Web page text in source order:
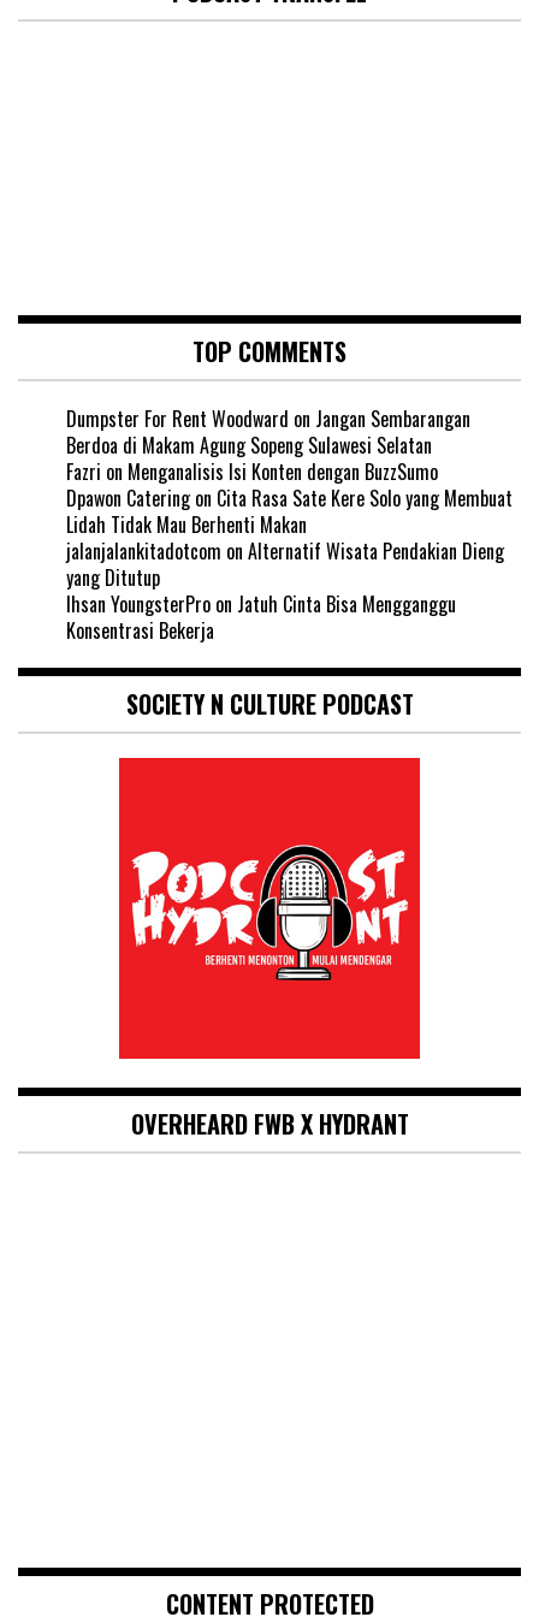
TOP COMMENTS
Dumpster For Rent Woodward on Jangan Sembarangan
Berdoa di Makam Agung Sopeng Sulawesi Selatan
Fazri on Menganalisis Isi Konten dengan BuzzSumo
Dpawon Cateringon Cita Rasa Sate Kere Solo yang Membuat
Lidah Tidak Mau Berhenti Makan
jalanjalankitadotcom on Alternatif Wisata Pendakian Dieng
yang Ditutup
Ihsan YoungsterPro on Jatuh Cinta Bisa Mengganggu
Konsentrasi Bekerja
SOCIETY N CULTURE PODCAST
OVERHEARD FWB X HYDRANT
CONTENT PROTECTED